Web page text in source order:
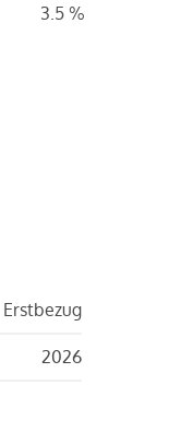
3.5 %
Erstbezug
2026